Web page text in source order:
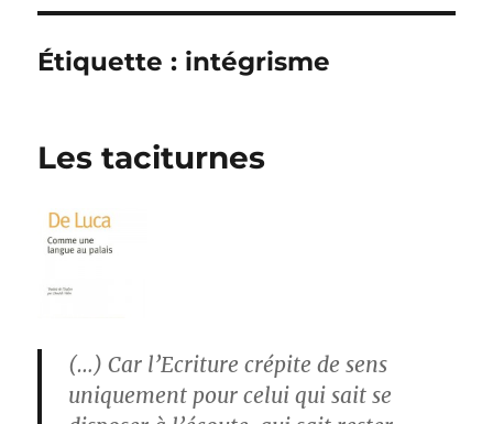
Étiquette : intégrisme
Les taciturnes
(…) Car l’Ecriture crépite de sens
uniquement pour celui qui sait se